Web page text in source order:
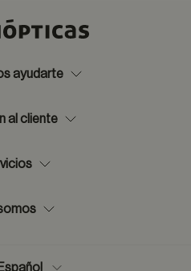
ayudarte
al cliente